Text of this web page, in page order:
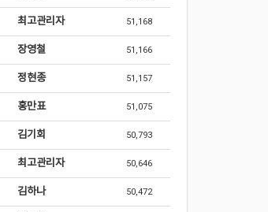
최고관리자 51,168
장영철 51,166
정현종 51,157
홍만표 51,075
김기회 50,793
최고관리자 50,646
김하나 50,472